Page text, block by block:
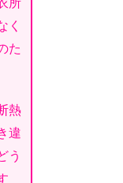
く
た
熱
違
う